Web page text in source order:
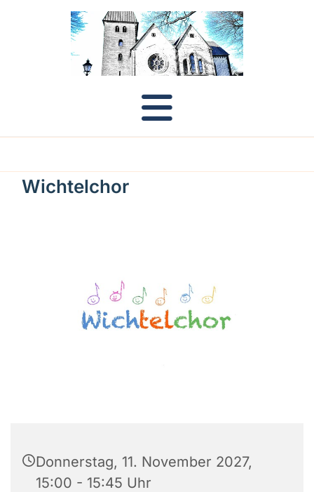
Wichtelchor
Donnerstag, 11. November 2027,
15:00 - 15:45 Uhr